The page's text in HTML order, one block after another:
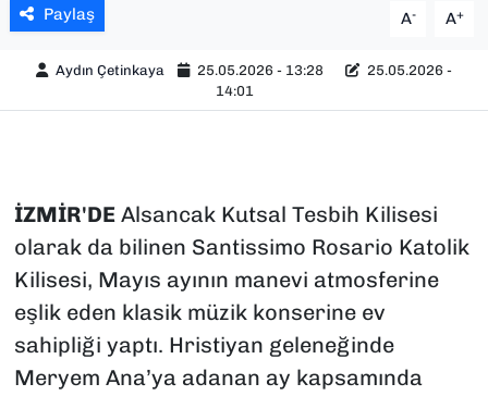
Paylaş A- A+
Aydın Çetinkaya 25.05.2026 - 13:28
25.05.2026 -
14:01
İZMİR'DEAlsancak Kutsal Tesbih Kilisesi
olarak da bilinen Santissimo Rosario Katolik
Kilisesi, Mayıs ayının manevi atmosferine
eşlik eden klasik müzik konserine ev
sahipliği yaptı. Hristiyan geleneğinde
Meryem Ana’ya adanan ay kapsamında